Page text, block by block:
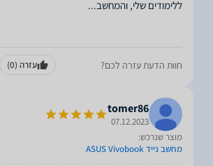
ללימודים שלי, והמחשב...
חוות הדעת עזרה לכם? עזרה (0)
tomer86
07.12.2023
מוצר שנרכש:
מחשב נייד ASUS Vivobook